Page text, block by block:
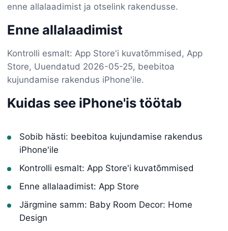
enne allalaadimist ja otselink rakendusse.
Enne allalaadimist
Kontrolli esmalt: App Store'i kuvatõmmised, App
Store, Uuendatud 2026-05-25, beebitoa
kujundamise rakendus iPhone'ile.
Kuidas see iPhone'is töötab
Sobib hästi: beebitoa kujundamise rakendus
iPhone'ile
Kontrolli esmalt: App Store'i kuvatõmmised
Enne allalaadimist: App Store
Järgmine samm: Baby Room Decor: Home
Design